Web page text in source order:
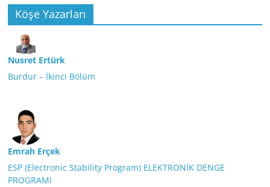
Köşe Yazarları
Nusret Ertürk
Burdur – İkinci Bölüm
Emrah Erçek
ESP (Electronic Stability Program) ELEKTRONİK DENGE
PROGRAMI